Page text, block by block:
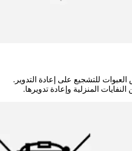
للتشجيع على إعادة التدوير.
المنزلية وإعادة تدويرها.